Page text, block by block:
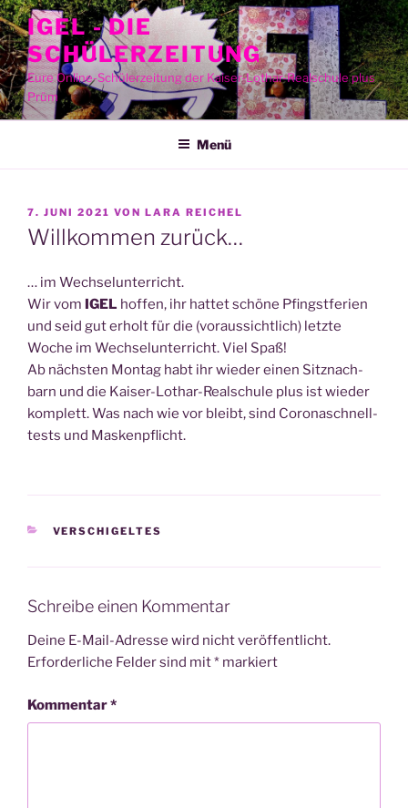
Zum
Inhalt
springen
IGEL - DIE
SCHÜLERZEITUNG
Eure Online-Schülerzeitung der Kaiser-Lothar-Realschule plus
Prüm
Menü
VERÖFFENTLICHT
AM
7. JUNI 2021 VON LARA REICHEL
Willkommen zurück…
… im Wechselunterricht.
Wir vom IGEL hof­fen, ihr hat­tet schö­ne Pfingst­fe­ri­en
und seid gut erholt für die (vor­aus­sicht­lich) letz­te
Woche im Wech­sel­un­ter­richt. Viel Spaß!
Ab nächs­ten Mon­tag habt ihr wie­der einen Sitz­nach­
barn und die Kai­ser-Lothar-Real­schu­le plus ist wie­der
kom­plett. Was nach wie vor bleibt, sind Coro­naschnell­
tests und Maskenpflicht.
KATEGORIEN
VERSCHIGELTES
Schreibe einen Kommentar
Deine E-Mail-Adresse wird nicht veröffentlicht.
Erforderliche Felder sind mit* markiert
Kommentar*